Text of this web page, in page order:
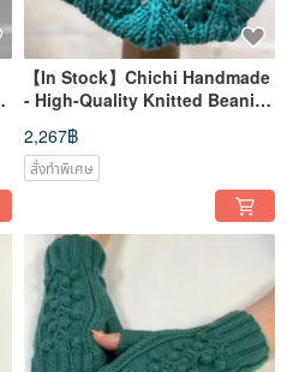
【In Stock】Chichi Handmade
- High-Quality Knitted Beanie /
2,267฿
สั่งทำพิเศษ